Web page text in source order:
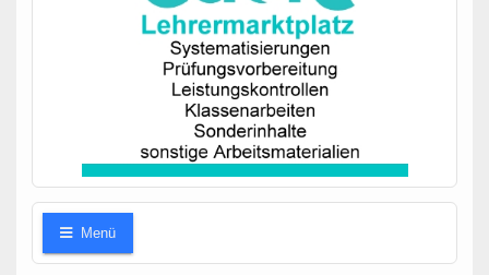
Menü